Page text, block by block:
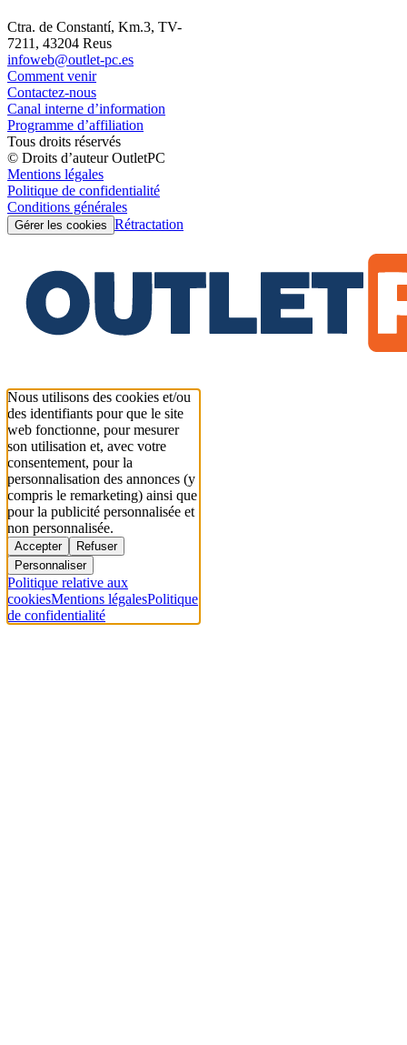
Ctra. de Constantí, Km.3, TV-
7211, 43204 Reus
infoweb@outlet-pc.es
Comment venir
Contactez-nous
Canal interne d’information
Programme d’affiliation
Tous droits réservés
© Droits d’auteur OutletPC
Mentions légales
Politique de confidentialité
Conditions générales
Gérer les cookies Rétractation
Nous utilisons des cookies et/ou
des identifiants pour que le site
web fonctionne, pour mesurer
son utilisation et, avec votre
consentement, pour la
personnalisation des annonces (y
compris le remarketing) ainsi que
pour la publicité personnalisée et
non personnalisée.
Accepter
Refuser
Personnaliser
Politique relative aux
cookiesMentions légalesPolitique
de confidentialité